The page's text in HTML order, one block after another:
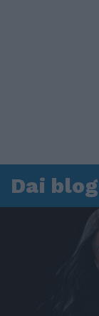
Dai blog